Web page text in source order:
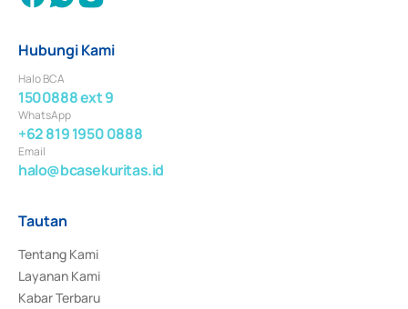
Hubungi Kami
Halo BCA
1500888 ext 9
WhatsApp
+62 819 1950 0888
Email
halo@bcasekuritas.id
Tautan
Tentang Kami
Layanan Kami
Kabar Terbaru